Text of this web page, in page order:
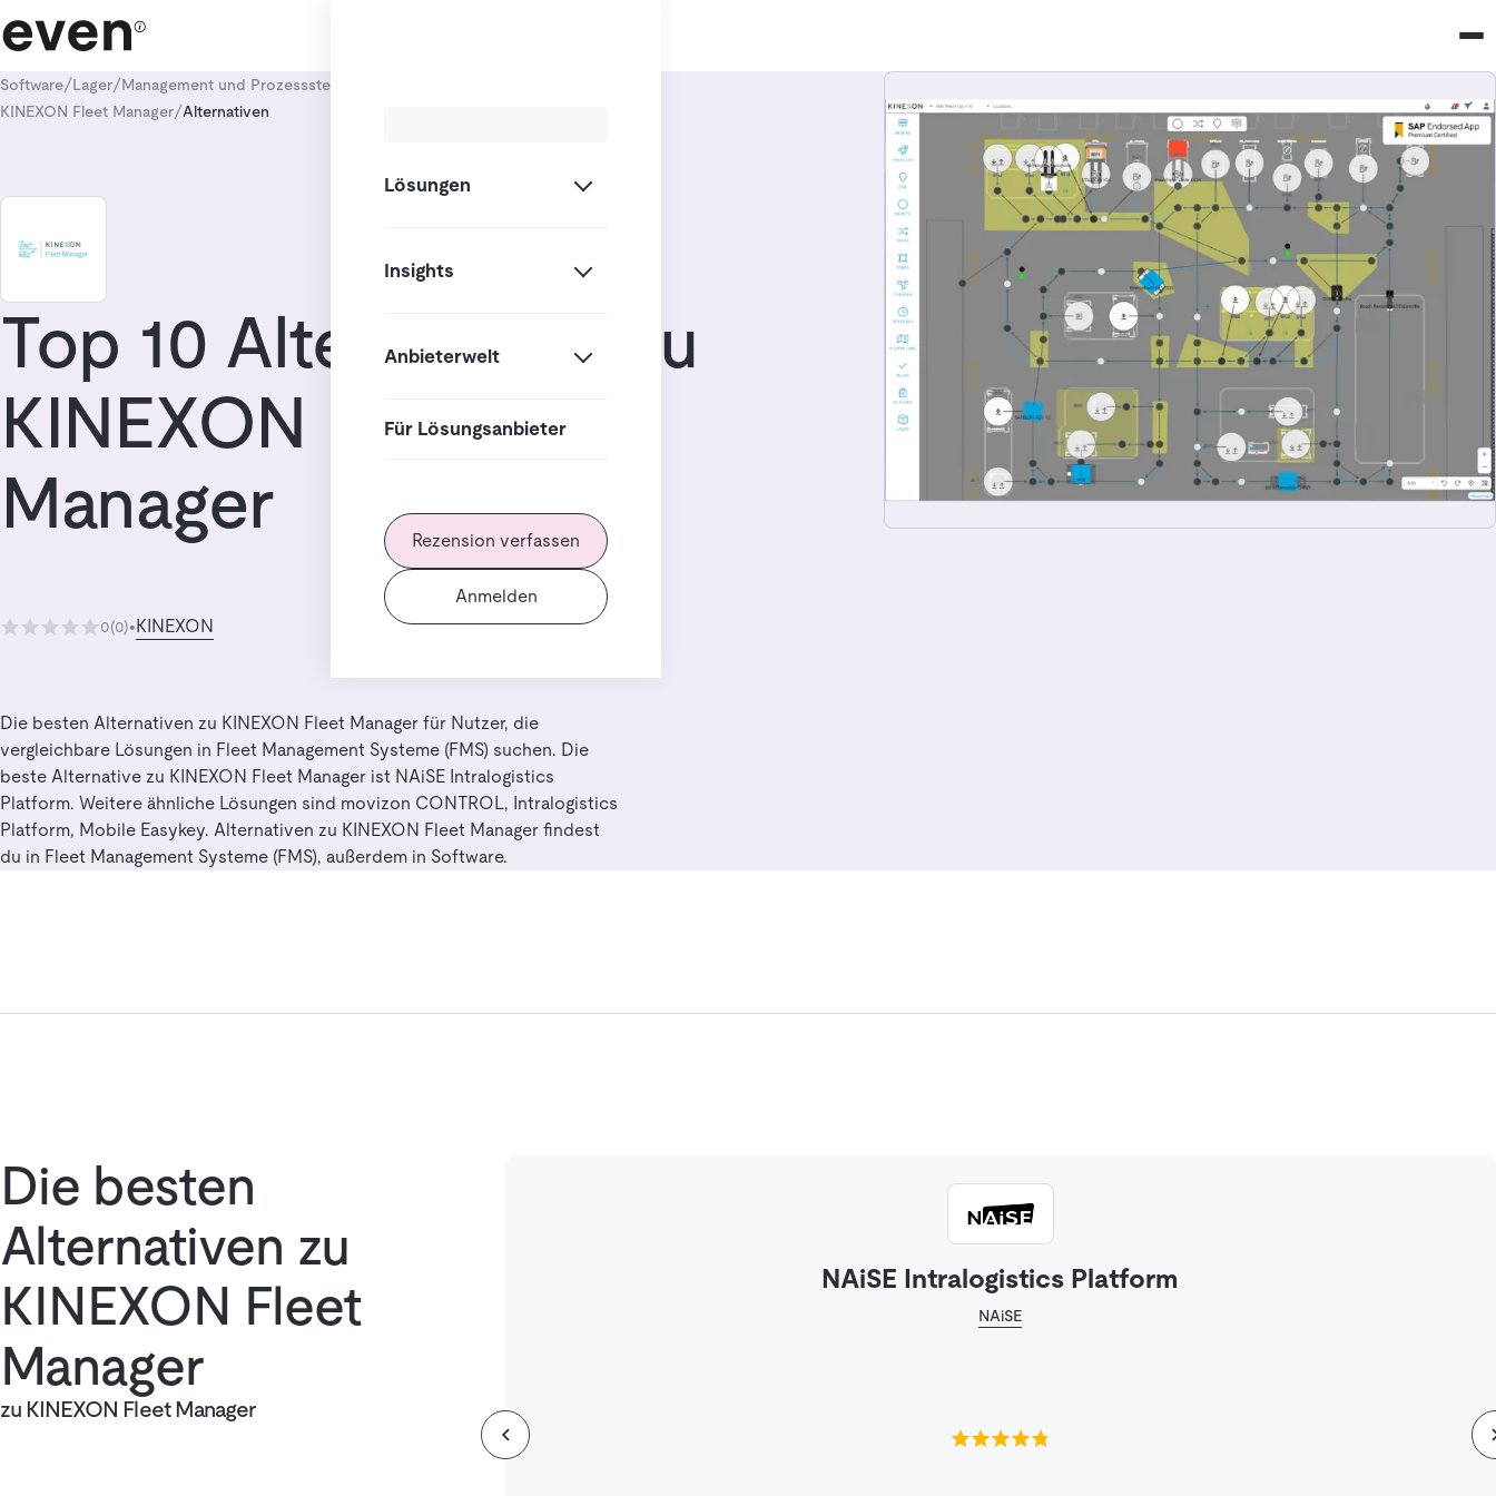
Lösungen
Insights
Anbieterwelt
Für Lösungsanbieter
Rezension verfassen
Anmelden
Software/Lager/Management und Prozesssteuerung
KINEXON Fleet Manager/Alternativen
Top 10 Alternativen zu
KINEXON Fleet
Manager
0(0)•KINEXON
Die besten Alternativen zu KINEXON Fleet Manager für Nutzer, die
vergleichbare Lösungen in Fleet Management Systeme (FMS) suchen. Die
beste Alternative zu KINEXON Fleet Manager ist NAiSE Intralogistics
Platform. Weitere ähnliche Lösungen sind movizon CONTROL, Intralogistics
Platform, Mobile Easykey. Alternativen zu KINEXON Fleet Manager findest
du in Fleet Management Systeme (FMS), außerdem in Software.
Die besten
Alternativen zu
KINEXON Fleet
Manager
zu KINEXON Fleet Manager
NAiSE Intralogistics Platform
NAiSE